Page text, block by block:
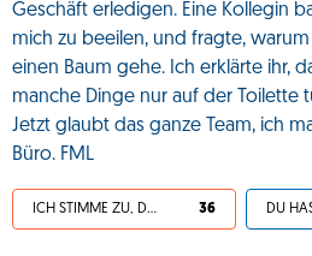
Geschäft erledigen. Eine Kollegin
mich zu beeilen, und fragte,
einen Baum gehe. Ich erklärte ihr,
manche Dinge nur auf der Toilette
Jetzt glaubt das ganze Team, ich
Büro. FML
ICH STIMME ZU, DEIN LEBEN IST SCHEISSE 36